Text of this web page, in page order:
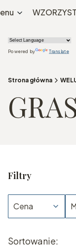
Powered by Translate
Strona główna
Filtry
Cena
Sortowanie: